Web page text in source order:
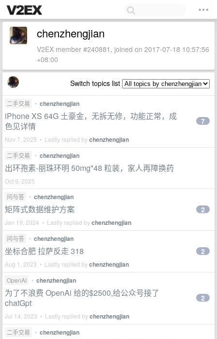
chenzhengjian
V2EX member #240881, joined on 2017-07-18 10:57:56
+08:00
Switch topics list
二手交易 • chenzhengjian
iPhone XS 64G 土豪金，无拆无修，功能正常，成
色见详情
Nov 7, 2025 • Lastly replied bychenzhengjian
7
二手交易 • chenzhengjian
出环孢素-丽珠环明 50mg*48 粒装，家人再障换药
Oct 9, 2025
问与答
• chenzhengjian
矩阵式数据维护方案
Jan 19, 2024 • Lastly replied bychenzhengjian
2
问与答 • chenzhengjian
坐标合肥 拉萨反走 318
Aug 1, 2023 • Lastly replied bychenzhengjian
2
OpenAI • chenzhengjian
为了不浪费 OpenAi 给的$2500,给公众号接了
chatGpt
Jul 14, 2023 • Lastly replied bychenzhengjian
2
二手交易 • chenzhengjian